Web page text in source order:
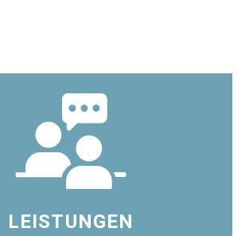
LEISTUNGEN